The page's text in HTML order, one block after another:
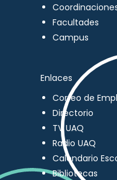
Facultades
Campus
Enlaces
Correo de
Directorio
TV UAQ
Radio UAQ
Calendario
Bibliotecas